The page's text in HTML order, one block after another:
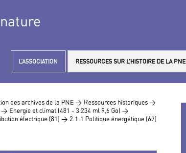
L’ASSOCIATION RESSOURCES SUR L’HISTOIRE DE LA PNE
des archives de la PNE > Ressources historiques >
> Energie et climat (481 - 3 234 ml 9,6 Go) >
électrique (81) > 2.1.1 Politique énergétique (67)